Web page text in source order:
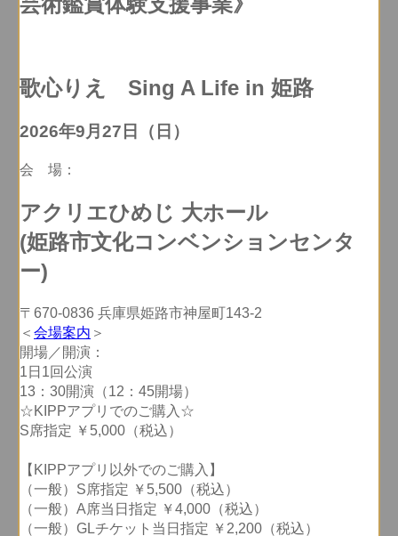
歌心りえ Sing A Life in 姫路
2026年9月27日（日）
会 場：
アクリエひめじ 大ホール
(姫路市文化コンベンションセンタ
ー)
〒670-0836 兵庫県姫路市神屋町143-2
＜ 会場案内 ＞
開場／開演：
1日1回公演
13：30開演（12：45開場）
☆KIPPアプリでのご購入☆
S席指定 ￥5,000（税込）
【KIPPアプリ以外でのご購入】
（一般）S席指定 ￥5,500（税込）
（一般）A席当日指定 ￥4,000（税込）
（一般）GLチケット当日指定 ￥2,200（税込）